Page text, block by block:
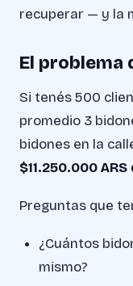
recuperar — y la
El problema
Si tenés 500
promedio 3
bidones en la
$11.250.000
Preguntas que
¿Cuántos
mismo?